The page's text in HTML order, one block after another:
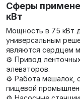
Сферы
кВт
Мощность в 75 кВт
универсальным
являются сердцем
⚙️ Привод
элеваторов.
⚙️ Работа мешалок,
пищевой